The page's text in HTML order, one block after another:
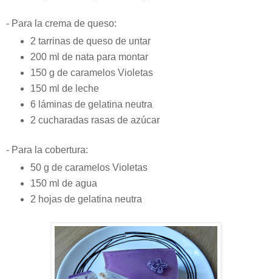
- Para la crema de queso:
2 tarrinas de queso de untar
200 ml de nata para montar
150 g de caramelos Violetas
150 ml de leche
6 láminas de gelatina neutra
2 cucharadas rasas de azúcar
- Para la cobertura:
50 g de caramelos Violetas
150 ml de agua
2 hojas de gelatina neutra